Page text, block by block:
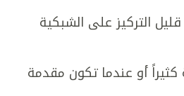
التركيز على الشبكية
أو عندما تكون مقدمة